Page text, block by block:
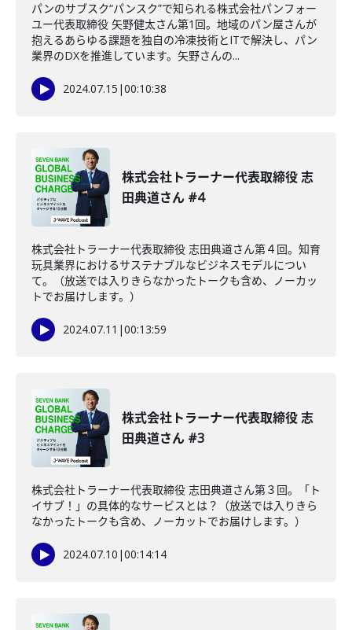
パンのサブスク“パンスク”で知られる株式会社パンフォー
ユー代表取締役 矢野健太さん第1回。地域のパン屋さんが
抱えるあらゆる課題を独自の冷凍技術とITで解決し、パン
業界のDXを推進しています。矢野さんの...
2024.07.15 |00:10:38
株式会社トラーナー代表取締役 志
田典道さん #4
株式会社トラーナー代表取締役 志田典道さん第４回。知育
玩具業界におけるサステナブルなビジネスモデルについ
て。（放送では入りきらなかったトークも含め、ノーカッ
トでお届けします。）
2024.07.11 |00:13:59
株式会社トラーナー代表取締役 志
田典道さん #3
株式会社トラーナー代表取締役 志田典道さん第３回。「ト
イサブ！」の具体的なサービスとは？（放送では入りきら
なかったトークも含め、ノーカットでお届けします。）
2024.07.10 |00:14:14